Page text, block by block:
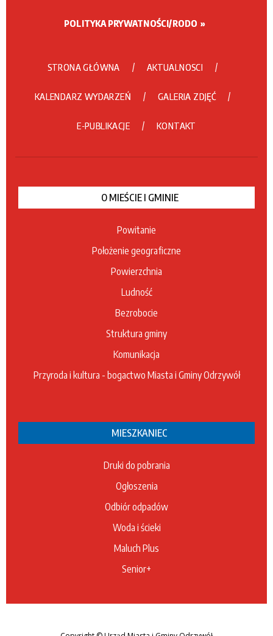
POLITYKA PRYWATNOŚCI/RODO
STRONA GŁÓWNA AKTUALNOSCI
KALENDARZ WYDARZEŃ GALERIA ZDJĘĆ
E-PUBLIKACJE KONTAKT
O MIEŚCIE I GMINIE
Powitanie
Położenie geograficzne
Powierzchnia
Ludność
Bezrobocie
Struktura gminy
Komunikacja
Przyroda i kultura - bogactwo Miasta i Gminy Odrzywół
MIESZKANIEC
Druki do pobrania
Ogłoszenia
Odbiór odpadów
Woda i ścieki
Maluch Plus
Senior+